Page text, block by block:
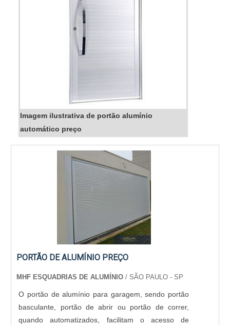
Imagem ilustrativa de portão alumínio
automático preço
PORTÃO DE ALUMÍNIO PREÇO
MHF ESQUADRIAS DE ALUMÍNIO / SÃO PAULO - SP
O portão de alumínio para garagem, sendo portão
basculante, portão de abrir ou portão de correr,
quando automatizados, facilitam o acesso de